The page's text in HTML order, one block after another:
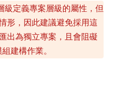
定義專案層級的屬性，但
形，因此建議避免採用這
出為獨立專案，且會阻礙
建構作業。